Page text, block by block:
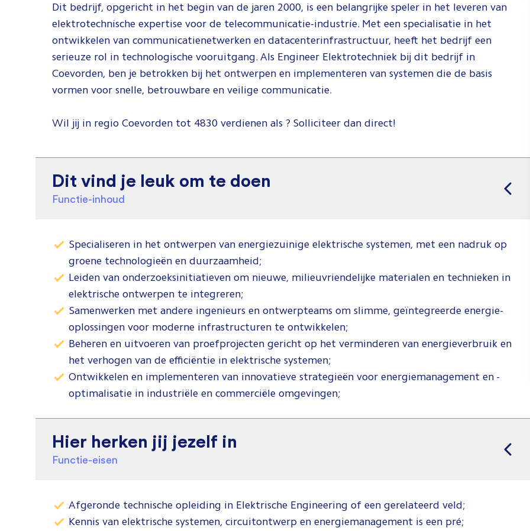
Jij weet wat
wil en wij
weten waar
dat kan doen.
af
Dit bedrijf, opgericht in het begin van de jaren 2000, is een belangrijke speler in het leveren van
elektrotechnische expertise voor de telecommunicatie-industrie. Met een specialisatie in het
ontwikkelen van communicatienetwerken en datacenterinfrastructuur, heeft het bedrijf een
serieuze rol in technologische vooruitgang. Als Engineer Elektrotechniek bij dit bedrijf in
Coevorden, ben je betrokken bij het ontwerpen en implementeren van systemen die de basis
vormen voor snelle, betrouwbare en veilige communicatie.
Wil jij in regio Coevorden tot 4830 verdienen als ? Solliciteer dan direct!
Dit vind je leuk om te doen
Functie-inhoud
Specialiseren in het ontwerpen van energiezuinige elektrische systemen, met een nadruk op
groene technologieën en duurzaamheid;
Leiden van onderzoeksinitiatieven om nieuwe, milieuvriendelijke materialen en technieken in
elektrische ontwerpen te integreren;
Samenwerken met andere ingenieurs en ontwerpteams om slimme, geïntegreerde energie-
oplossingen voor moderne infrastructuren te ontwikkelen;
Beheren en uitvoeren van proefprojecten gericht op het verminderen van energieverbruik en
het verhogen van de efficiëntie in elektrische systemen;
Ontwikkelen en implementeren van innovatieve strategieën voor energiemanagement en -
optimalisatie in industriële en commerciële omgevingen;
Hier herken jij jezelf in
Functie-eisen
Afgeronde technische opleiding in Elektrische Engineering of een gerelateerd veld;
Kennis van elektrische systemen, circuitontwerp en energiemanagement is een pré;